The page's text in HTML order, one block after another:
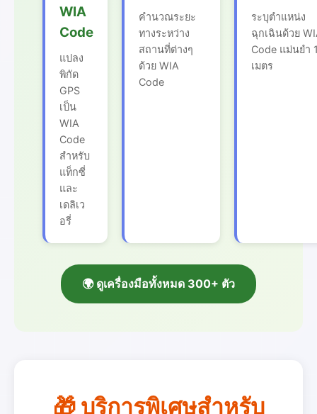
WIA
Code
แปลง
พิกัด
GPS
เป็น
WIA
Code
สำหรับ
แท็กซี่
และ
เดลิเว
อรี่
คำนวณระยะ
ทางระหว่าง
สถานที่ต่างๆ
ด้วย WIA
Code
ระบุตำแหน่ง
ฉุกเฉินด้วย
Code แม่นยำ
เมตร
🌍 ดูเครื่องมือทั้งหมด 300+ ตัว
🎁 บริการพิเศษสำหรับ